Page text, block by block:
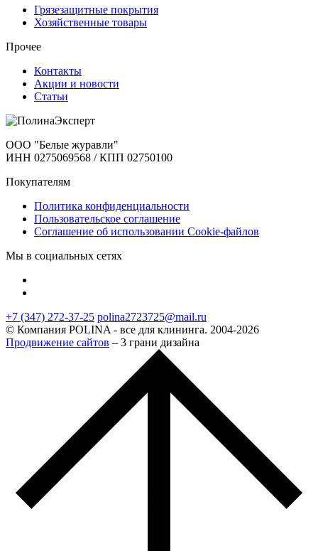
Грязезащитные покрытия
Хозяйственные товары
Прочее
Контакты
Акции и новости
Статьи
ООО "Белые журавли"
ИНН 0275069568 / КПП 02750100
Покупателям
Политика конфиденциальности
Пользовательское соглашение
Соглашение об использовании Cookie-файлов
Мы в социальных сетях
+7 (347) 272-37-25 polina2723725@mail.ru
© Компания POLINA - все для клининга. 2004-2026
Продвижение сайтов – 3 грани дизайна